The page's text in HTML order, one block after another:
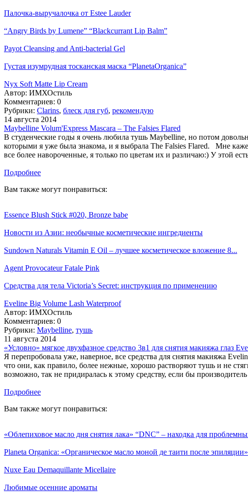
Палочка-выручалочка от Estee Lauder
“Angry Birds by Lumene” “Blackcurrant Lip Balm”
Payot Cleansing and Anti-bacterial Gel
Густая изумрудная тосканская маска “PlanetaOrganica”
Nyx Soft Matte Lip Cream
Автор: ИМХОстиль
Комментариев: 0
Рубрики: Clarins, блеск для губ, рекомендую
14 августа 2014
Maybelline Volum'Express Mascara – The Falsies Flared
В студенческие годы я очень любила тушь Maybelline, но потом
которыми я уже была знакома, и я выбрала The Falsies Flared. Мне
все более навороченные, я только по цветам их и различаю:) У этой
Подробнее
Вам также могут понравиться:
Essence Blush Stick #020, Bronze babe
Новости из Азии: необычные косметические ингредиенты
Sundown Naturals Vitamin E Oil – лучшее косметическое вложение 8...
Agent Provocateur Fatale Pink
Средства для тела Victoria’s Secret: инструкция по применению
Eveline Big Volume Lash Waterproof
Автор: ИМХОстиль
Комментариев: 0
Рубрики: Maybelline, тушь
11 августа 2014
«Условно» мягкое двухфазное средство 3в1 для снятия макияжа глаз
Я перепробовала уже, наверное, все средства для снятия макияжа
что они, как правило, более нежные, хорошо растворяют тушь и не
возможно, так не придиралась к этому средству, если бы
Подробнее
Вам также могут понравиться:
«Облепиховое масло дня снятия лака» “DNC” – находка для
Planeta Organica: «Oрганическое масло моной де таити после эпиляции»
Nuxe Eau Demaquillante Micellaire
Любимые осенние ароматы